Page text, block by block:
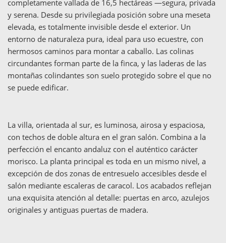
completamente vallada de 16,5 hectáreas —segura, privada
y serena. Desde su privilegiada posición sobre una meseta
elevada, es totalmente invisible desde el exterior. Un
entorno de naturaleza pura, ideal para uso ecuestre, con
hermosos caminos para montar a caballo. Las colinas
circundantes forman parte de la finca, y las laderas de las
montañas colindantes son suelo protegido sobre el que no
se puede edificar.
La villa, orientada al sur, es luminosa, airosa y espaciosa,
con techos de doble altura en el gran salón. Combina a la
perfección el encanto andaluz con el auténtico carácter
morisco. La planta principal es toda en un mismo nivel, a
excepción de dos zonas de entresuelo accesibles desde el
salón mediante escaleras de caracol. Los acabados reflejan
una exquisita atención al detalle: puertas en arco, azulejos
originales y antiguas puertas de madera.